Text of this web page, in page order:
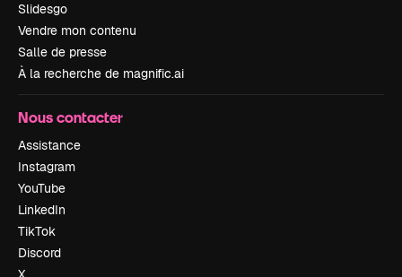
Slidesgo
Vendre mon contenu
Salle de presse
À la recherche de magnific.ai
Nous contacter
Assistance
Instagram
YouTube
LinkedIn
TikTok
Discord